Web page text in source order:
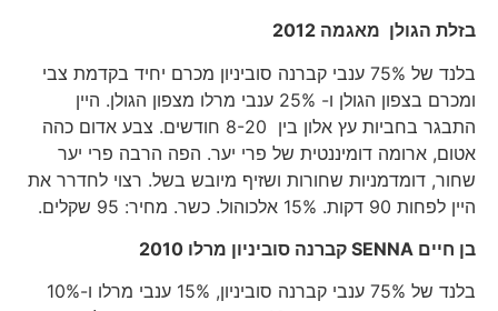
בזלת הגולן מאגמה 2012
בלנד של 75% ענבי קברנה סוביניון מכרם יחיד בקדמת צבי
ומכרם בצפון הגולן ו- 25% ענבי מרלו מצפון הגולן. היין
התבגר בחביות עץ אלון בין 8-20 חודשים. צבע אדום כהה
אטום, ארומה דומיננטית של פרי יער. הפה הרבה פרי יער
שחור, דומדמניות שחורות ושזיף מיובש בשל. רצוי לחדרר את
היין לפחות 90 דקות. 15% אלכוהול. כשר. מחיר: 95 שקלים.
בן חייםSENNAקברנה סוביניון מרלו 2010
בלנד של 75% ענבי קברנה סוביניון, 15% ענבי מרלו ו-10%